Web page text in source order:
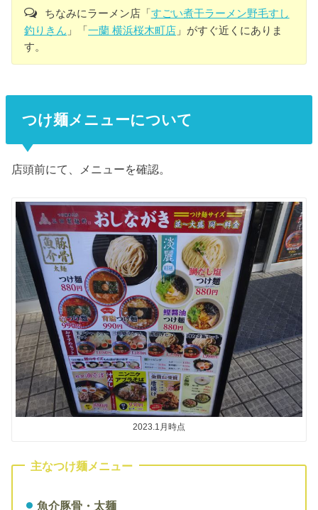
ちなみにラーメン店「すごい煮干ラーメン野毛すし
釣りきん 」「一蘭 横浜桜木町店 」がすぐ近くにありま
す。
つけ麺メニューについて
店頭前にて、メニューを確認。
2023.1月時点
主なつけ麺メニュー
魚介豚骨・太麺